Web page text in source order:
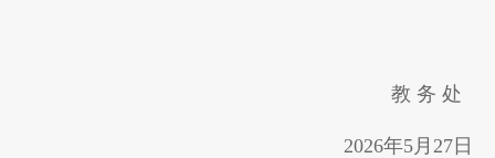
教 务 处
2026年5 月 27日